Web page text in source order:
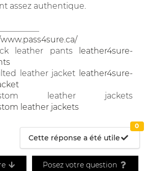
assez authentique.
leather pants
leather4sure-
leather jacket leather4sure-
custom leather jackets
leather jackets
Cette réponse a été utile
0
Posez votre question